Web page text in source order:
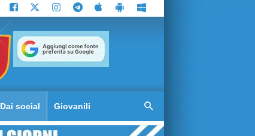
Dai social Giovanili